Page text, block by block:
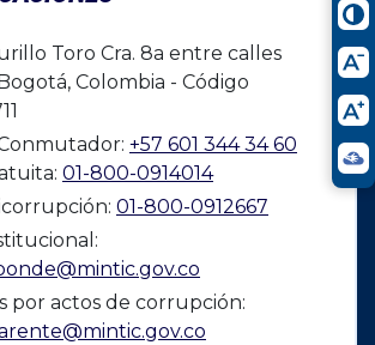
Toro Cra. 8a entre calles
Colombia - Código
+57 601 344 34 60
01-800-0914014
01-800-0912667
por actos de corrupción: